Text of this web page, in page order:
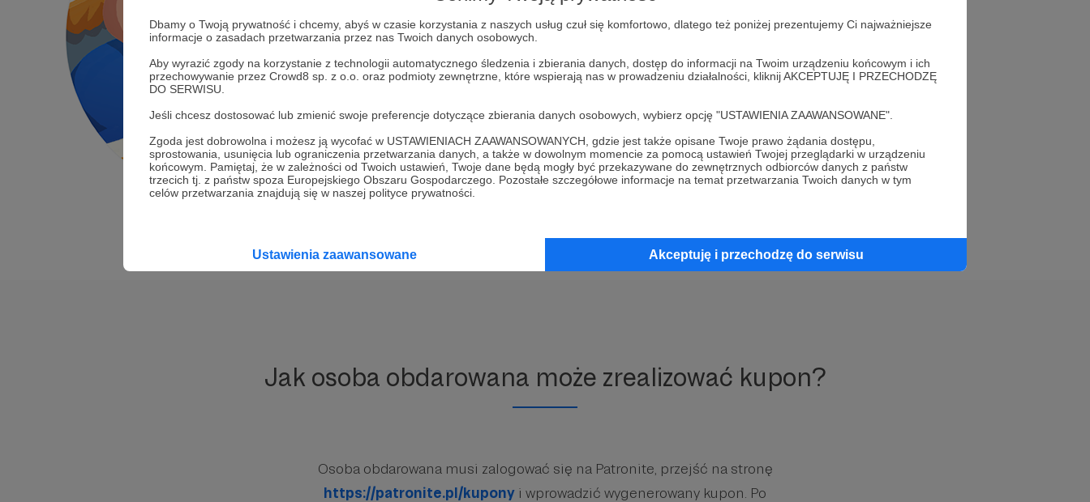
Dbamy o Twoją prywatność i chcemy, abyś w czasie korzystania z naszych usług czuł się komfortowo, dlatego też poniżej prezentujemy Ci najważniejsze
informacje o zasadach przetwarzania przez nas Twoich danych osobowych.
Aby wyrazić zgody na korzystanie z technologii automatycznego śledzenia i zbierania danych, dostęp do informacji na Twoim urządzeniu końcowym i ich
przechowywanie przez Crowd8 sp. z o.o. oraz podmioty zewnętrzne, które wspierają nas w prowadzeniu działalności, kliknij AKCEPTUJĘ I PRZECHODZĘ
DO SERWISU.
Jeśli chcesz dostosować lub zmienić swoje preferencje dotyczące zbierania danych osobowych, wybierz opcję "USTAWIENIA ZAAWANSOWANE".
Zgoda jest dobrowolna i możesz ją wycofać w USTAWIENIACH ZAAWANSOWANYCH, gdzie jest także opisane Twoje prawo żądania dostępu,
sprostowania, usunięcia lub ograniczenia przetwarzania danych, a także w dowolnym momencie za pomocą ustawień Twojej przeglądarki w urządzeniu
końcowym. Pamiętaj, że w zależności od Twoich ustawień, Twoje dane będą mogły być przekazywane do zewnętrznych odbiorców danych z państw
trzecich tj. z państw spoza Europejskiego Obszaru Gospodarczego. Pozostałe szczegółowe informacje na temat przetwarzania Twoich danych w tym
celów przetwarzania znajdują się w naszej polityce prywatności.
Ustawienia zaawansowane Akceptuję i przechodzę do serwisu
Kup kupon podarunkowy
2 Opłać wsparcie za pomocą przelewu.
3 Prześlij wygenerowany kupon do swojego znajomego!
Jak osoba obdarowana może zrealizować kupon?
Osoba obdarowana musi zalogować się na Patronite, przejść na stronę
https://patronite.pl/kupony i wprowadzić wygenerowany kupon. Po